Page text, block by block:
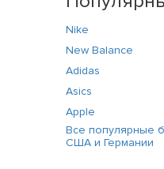
Nike
New Balance
Adidas
Asics
Apple
Все популярные
США и Германии